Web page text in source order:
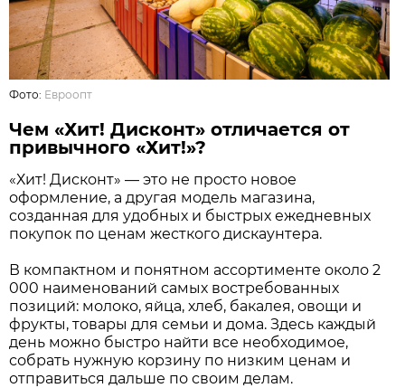
Фото: Евроопт
Чем «Хит! Дисконт» отличается от
привычного «Хит!»?
«Хит! Дисконт» — это не просто новое
оформление, а другая модель магазина,
созданная для удобных и быстрых ежедневных
покупок по ценам жесткого дискаунтера.
В компактном и понятном ассортименте около 2
000 наименований самых востребованных
позиций: молоко, яйца, хлеб, бакалея, овощи и
фрукты, товары для семьи и дома. Здесь каждый
день можно быстро найти все необходимое,
собрать нужную корзину по низким ценам и
отправиться дальше по своим делам.